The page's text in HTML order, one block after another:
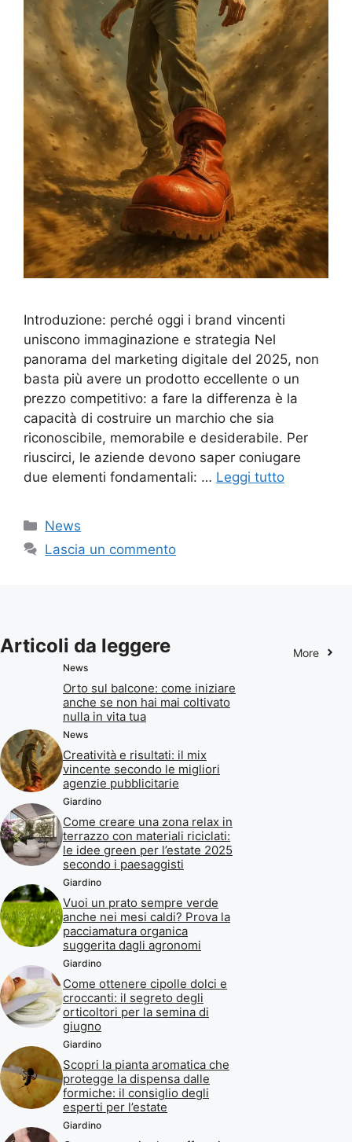
Introduzione: perché oggi i brand vincenti
uniscono immaginazione e strategia Nel
panorama del marketing digitale del 2025, non
basta più avere un prodotto eccellente o un
prezzo competitivo: a fare la differenza è la
capacità di costruire un marchio che sia
riconoscibile, memorabile e desiderabile. Per
riuscirci, le aziende devono saper coniugare
due elementi fondamentali: … Leggi tutto
Categorie
News
Lascia un commento
Articoli da leggere More
News
Orto sul balcone: come iniziare
anche se non hai mai coltivato
nulla in vita tua
News
Creatività e risultati: il mix
vincente secondo le migliori
agenzie pubblicitarie
Giardino
Come creare una zona relax in
terrazzo con materiali riciclati:
le idee green per l’estate 2025
secondo i paesaggisti
Giardino
Vuoi un prato sempre verde
anche nei mesi caldi? Prova la
pacciamatura organica
suggerita dagli agronomi
Giardino
Come ottenere cipolle dolci e
croccanti: il segreto degli
orticoltori per la semina di
giugno
Giardino
Scopri la pianta aromatica che
protegge la dispensa dalle
formiche: il consiglio degli
esperti per l’estate
Giardino